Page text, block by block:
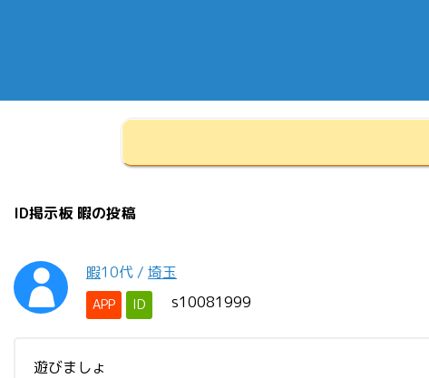
ID掲示板 暇の投稿
暇10代 / 埼玉
APP ID s10081999
遊びましょ